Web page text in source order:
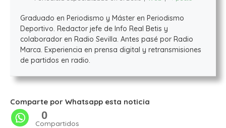
Graduado en Periodismo y Máster en Periodismo
Deportivo. Redactor jefe de Info Real Betis y
colaborador en Radio Sevilla. Antes pasé por Radio
Marca. Experiencia en prensa digital y retransmisiones
de partidos en radio.
Comparte por Whatsapp esta noticia
0
Compartidos